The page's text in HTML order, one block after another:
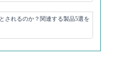
されるのか？関連する製品5選を